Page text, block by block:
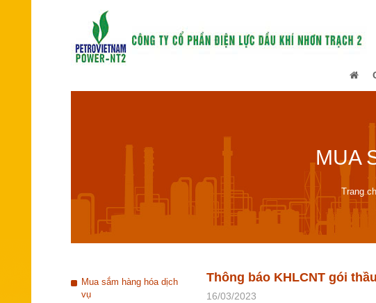
MUA
Trang
Mua sắm hàng hóa dịch
vụ
Thông báo KHLCNT gói
16/03/2023